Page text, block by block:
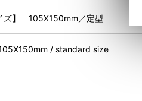
ズ】 105X150mm／定型
/ standard size